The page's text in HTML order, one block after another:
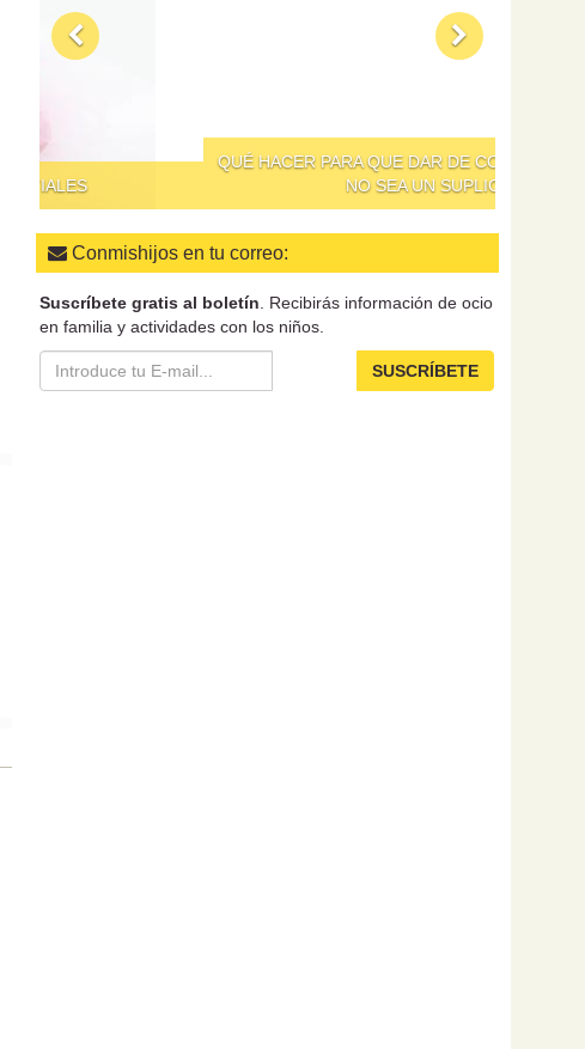
QUÉ HACER PARA QUE DAR DE COMER A LOS NIÑOS
NO SEA UN SUPLICIO
Conmishijos en tu correo:
Suscríbete gratis al boletín . Recibirás información de ocio
en familia y actividades con los niños.
SUSCRÍBETE